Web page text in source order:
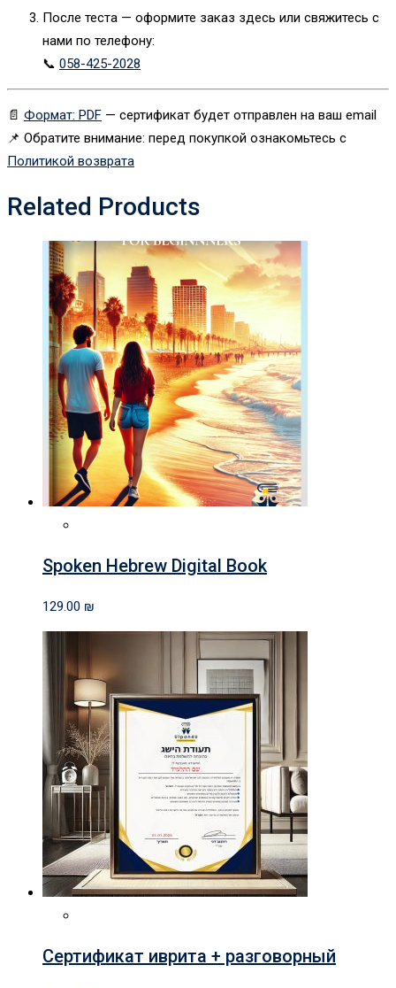
После теста — оформите заказ здесь или свяжитесь с
нами по телефону:
📞 058-425-2028
📄 Формат: PDF — сертификат будет отправлен на ваш email
📌 Обратите внимание: перед покупкой ознакомьтесь с
Политикой возврата
Related Products
Spoken Hebrew Digital Book
129.00 ₪
Сертификат иврита + разговорный